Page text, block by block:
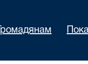
Громадянам